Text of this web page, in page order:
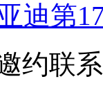
迪第
约联